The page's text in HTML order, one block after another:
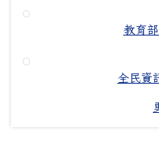
教育
全民資